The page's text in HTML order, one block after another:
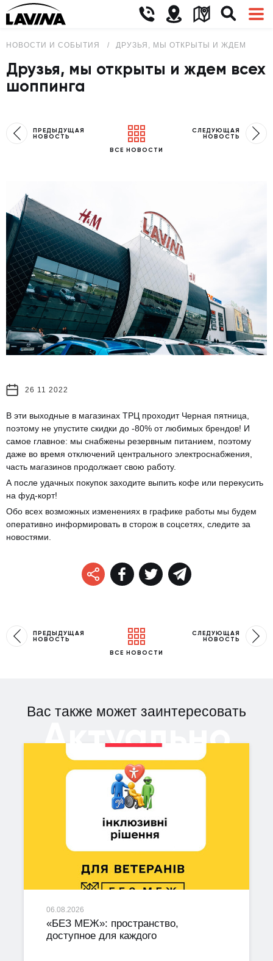
НОВОСТИ И СОБЫТИЯ ДРУЗЬЯ, МЫ ОТКРЫТЫ И ЖДЕМ
Друзья, мы открыты и ждем всех
шоппинга
ПРЕДЫДУЩАЯ
НОВОСТЬ
ВСЕ НОВОСТИ
СЛЕДУЮЩАЯ
НОВОСТЬ
26 11 2022
В эти выходные в магазинах ТРЦ проходит Черная пятница,
поэтому не упустите скидки до -80% от любимых брендов! И
самое главное: мы снабжены резервным питанием, поэтому
даже во время отключений центрального электроснабжения,
часть магазинов продолжает свою работу.
А после удачных покупок заходите выпить кофе или перекусить
на фуд-корт!
Обо всех возможных изменениях в графике работы мы будем
оперативно информировать в сторож в соцсетях, следите за
новостями.
ПРЕДЫДУЩАЯ
НОВОСТЬ
ВСЕ НОВОСТИ
СЛЕДУЮЩАЯ
НОВОСТЬ
Вас также может заинтересовать
Актуально
06.08.2026
«БЕЗ МЕЖ»: пространство,
доступное для каждого